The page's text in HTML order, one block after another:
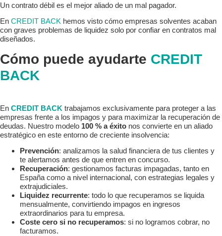
Un contrato débil es el mejor aliado de un mal pagador.
En CREDIT BACK hemos visto cómo empresas solventes acaban
con graves problemas de liquidez solo por confiar en contratos mal
diseñados.
Cómo puede ayudarte CREDIT
BACK
En CREDIT BACK trabajamos exclusivamente para proteger a las
empresas frente a los impagos y para maximizar la recuperación de
deudas. Nuestro modelo 100 % a éxito nos convierte en un aliado
estratégico en este entorno de creciente insolvencia:
Prevención: analizamos la salud financiera de tus clientes y
te alertamos antes de que entren en concurso.
Recuperación: gestionamos facturas impagadas, tanto en
España como a nivel internacional, con estrategias legales y
extrajudiciales.
Liquidez recurrente: todo lo que recuperamos se liquida
mensualmente, convirtiendo impagos en ingresos
extraordinarios para tu empresa.
Coste cero si no recuperamos: si no logramos cobrar, no
facturamos.